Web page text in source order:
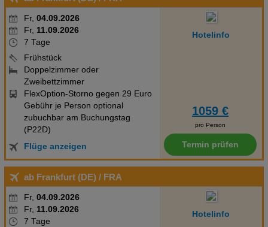
Fr, 04.09.2026
Fr, 11.09.2026
7 Tage
Frühstück
Doppelzimmer oder
Zweibettzimmer
FlexOption-Storno gegen 29 Euro
Gebühr je Person optional
zubuchbar am Buchungstag
(P22D)
Flüge anzeigen
Hotelinfo
1059 €
pro Person
Termin prüfen
ab Frankfurt (DE) / FRA
Fr, 04.09.2026
Fr, 11.09.2026
7 Tage
Hotelinfo